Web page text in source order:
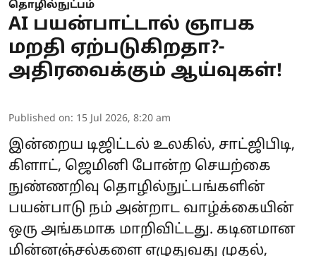
தொழில்நுட்பம்
AI பயன்பாட்டால் ஞாபக
மறதி ஏற்படுகிறதா?-
அதிரவைக்கும் ஆய்வுகள்!
Published on: 15 Jul 2026, 8:20 am
இன்றைய டிஜிட்டல் உலகில், சாட்ஜிபிடி,
கிளாட், ஜெமினி போன்ற செயற்கை
நுண்ணறிவு தொழில்நுட்பங்களின்
பயன்பாடு நம் அன்றாட வாழ்க்கையின்
ஒரு அங்கமாக மாறிவிட்டது. கடினமான
மின்னஞ்சல்களை எழுதுவது முதல்,